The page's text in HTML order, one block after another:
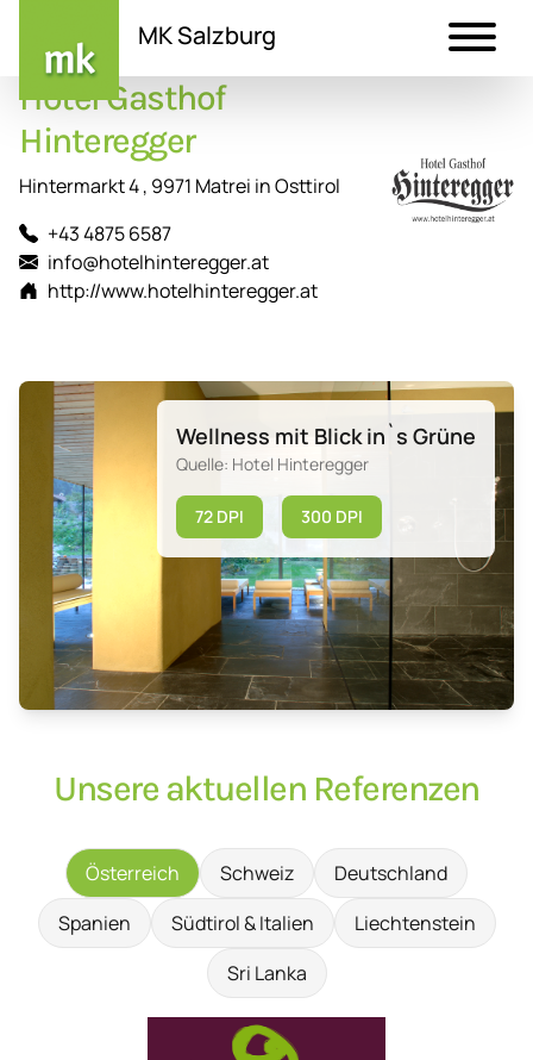
Inhalt
MK Salzburg
Hotel Gasthof
Hinteregger
Hintermarkt 4 , 9971 Matrei in Osttirol
+43 4875 6587
info@hotelhinteregger.at
http://www.hotelhinteregger.at
Wellness mit Blick in`s Grüne
Quelle: Hotel Hinteregger
72 DPI 300 DPI
Unsere aktuellen Referenzen
Österreich Schweiz
Deutschland
Spanien
Südtirol & Italien
Liechtenstein
Sri Lanka